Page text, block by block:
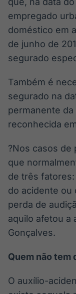
empregado
doméstico em
de junho de
segurado
Também é
segurado na
permanente
reconhecida
?Nos casos de
que
de três
do acidente ou
perda de
aquilo afetou a
Gonçalves.
Quem não tem
O auxílio-